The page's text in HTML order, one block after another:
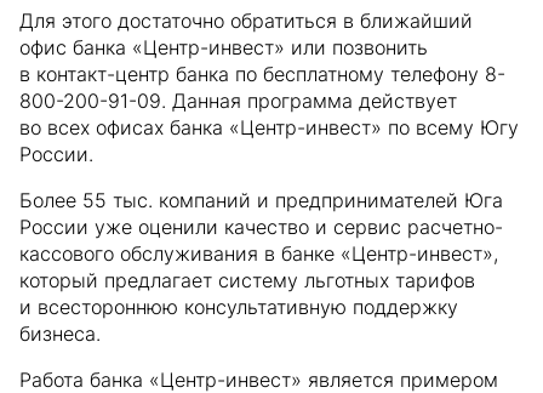
Для этого достаточно обратиться в ближайший
офис банка «Центр-инвест» или позвонить
в контакт-центр банка по бесплатному телефону 8-
800-200-91-09. Данная программа действует
во всех офисах банка «Центр-инвест» по всему Югу
России.
Более 55 тыс. компаний и предпринимателей Юга
России уже оценили качество и сервис расчетно-
кассового обслуживания в банке «Центр-инвест»,
который предлагает систему льготных тарифов
и всестороннюю консультативную поддержку
бизнеса.
Работа банка «Центр-инвест» является примером